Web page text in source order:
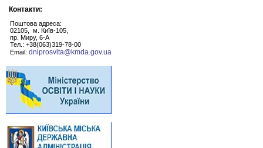
Контакти:
Поштова адреса:
02105, м. Київ-105,
пр. Миру, 6-А
Тел.: +38(063)319-78-00
Email: dniprosvita@kmda.gov.ua